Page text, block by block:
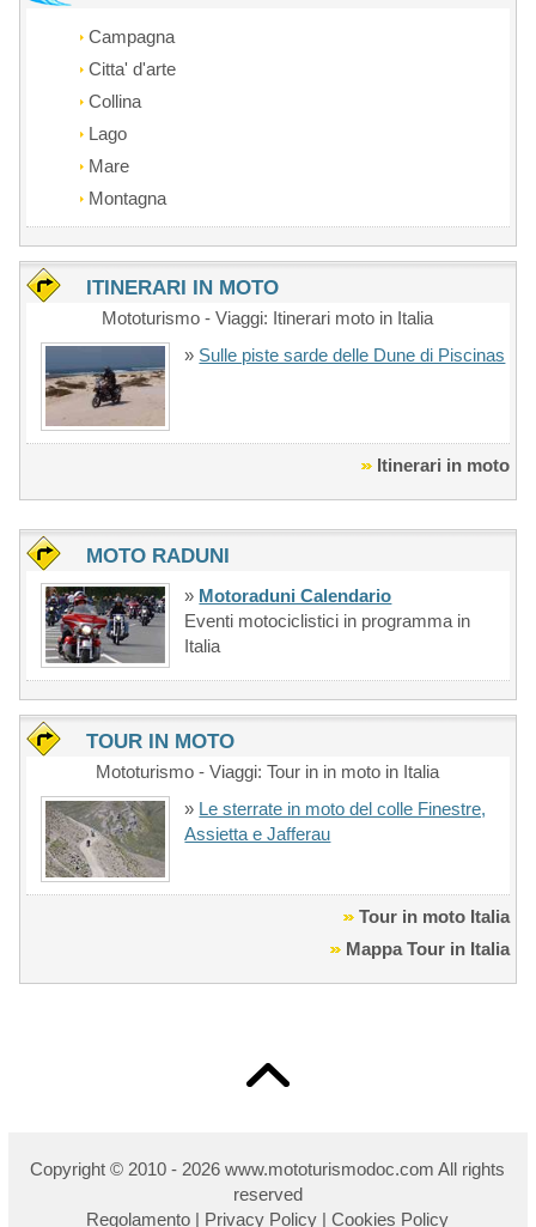
Campagna
Citta' d'arte
Collina
Lago
Mare
Montagna
ITINERARI IN MOTO
Mototurismo - Viaggi: Itinerari moto in Italia
» Sulle piste sarde delle Dune di Piscinas
Itinerari in moto
MOTO RADUNI
» Motoraduni Calendario
Eventi motociclistici in programma in
Italia
TOUR IN MOTO
Mototurismo - Viaggi: Tour in in moto in Italia
» Le sterrate in moto del colle Finestre,
Assietta e Jafferau
Tour in moto Italia
Mappa Tour in Italia
Copyright © 2010 - 2026 www.mototurismodoc.com All rights
reserved
Regolamento | Privacy Policy |Cookies Policy